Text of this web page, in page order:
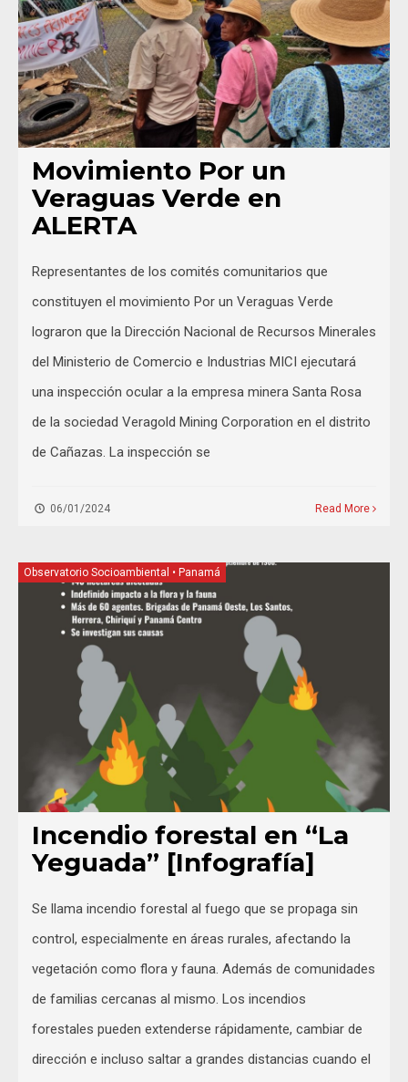
Movimiento Por un
Veraguas Verde en
ALERTA
Representantes de los comités comunitarios que
constituyen el movimiento Por un Veraguas Verde
lograron que la Dirección Nacional de Recursos Minerales
del Ministerio de Comercio e Industrias MICI ejecutará
una inspección ocular a la empresa minera Santa Rosa
de la sociedad Veragold Mining Corporation en el distrito
de Cañazas. La inspección se
06/01/2024 Read More
Observatorio Socioambiental • Panamá
Incendio forestal en “La
Yeguada” [Infografía]
Se llama incendio forestal al fuego que se propaga sin
control, especialmente en áreas rurales, afectando la
vegetación como flora y fauna. Además de comunidades
de familias cercanas al mismo. Los incendios
forestales pueden extenderse rápidamente, cambiar de
dirección e incluso saltar a grandes distancias cuando el